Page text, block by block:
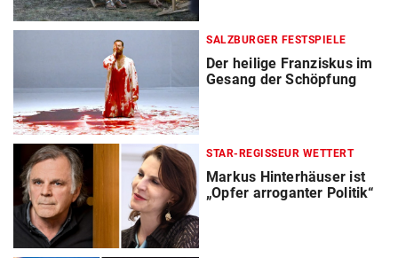
SALZBURGER FESTSPIELE
Der heilige Franziskus im
Gesang der Schöpfung
STAR-REGISSEUR WETTERT
Markus Hinterhäuser ist
„Opfer arroganter Politik“